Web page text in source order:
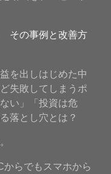
その事例と改善方
を出しはじめた中
失敗してしまうポ
い」「投資は危
落とし穴とは？
からでもスマホから